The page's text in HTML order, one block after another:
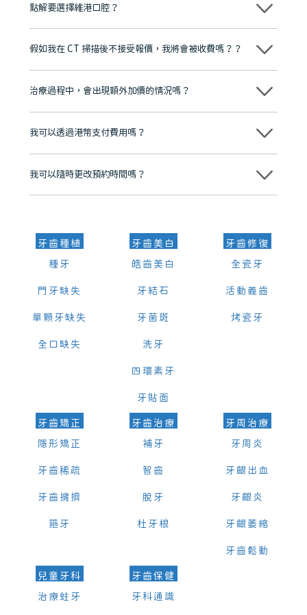
點解要選擇維港口腔？
維港口腔踐行「醫道濟世」的大學校訓，各分院匯聚來自香港、內地的
牌」、「2025香港企業領袖品牌」，是諾貝爾種植系統全球放心植牙中
至今已服務超過三十個國家和地區的顧客，受到粵港澳大灣區及周邊城
市市民極高的口碑評價及信任推薦 珠海、深圳設有八大分院，香港亦設
有咨詢及服務保障中心，有任何問題都可以隨時預約免費咨詢，讓人十
假如我在 CT 掃描後不接受報價，我將會被收費嗎？？
不會！只要未開始實際服務之前，你不會被收取任何費用。
治療過程中，會出現額外加價的情況嗎？
不會，治療前我們會詳細說明治療方案及對應的價錢，顧客同意並簽字
我可以透過港幣支付費用嗎？
可以。維港口腔會按照當日匯率轉算收取費用，而匯率會及時告知客人
我可以隨時更改預約時間嗎？
可以，請盡早通過wechat或whatsapp聯絡我們，告知我們你原本預約
牙齒種植
種牙
門牙缺失
單顆牙缺失
全口缺失
牙齒美白
皓齒美白
牙結石
牙菌斑
洗牙
四環素牙
牙貼面
牙齒修復
全瓷牙
活動義齒
烤瓷牙
牙齒矯正
隱形矯正
牙齒稀疏
牙齒擁擠
箍牙
牙齒治療
補牙
智齒
脫牙
杜牙根
牙周治療
牙周炎
牙齦出血
牙齦炎
牙齦萎縮
牙齒鬆動
兒童牙科
治療蛀牙
牙齒保健
牙科通識